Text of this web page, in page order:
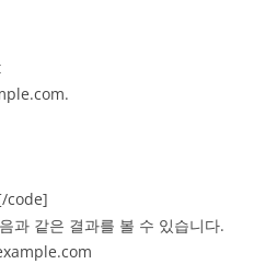
과 같은 결과를 볼 수 있습니다.